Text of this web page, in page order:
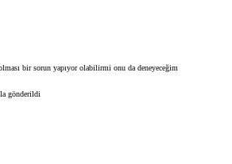
bir sorun yapıyor olabilirmi onu da deneyeceğim
gönderildi